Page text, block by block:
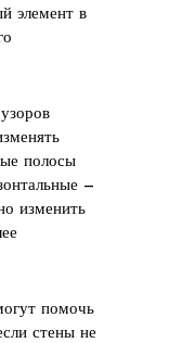
элемент в
полосы
—
изменить
помочь
стены не